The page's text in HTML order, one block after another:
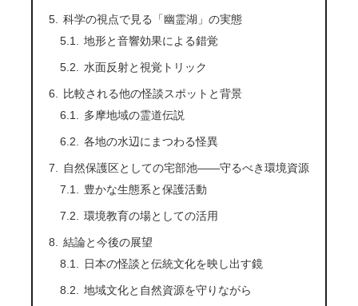
科学の視点で見る「幽霊湖」の実態
地形と音響効果による錯覚
水面反射と視覚トリック
比較される他の怪談スポットと背景
多摩地域の霊道伝説
各地の水辺にまつわる怪異
自然保護区としての宅部池――守るべき環境資源
豊かな生態系と保護活動
環境教育の場としての活用
結論と今後の展望
日本の怪談と伝統文化を映し出す鏡
地域文化と自然資源を守りながら